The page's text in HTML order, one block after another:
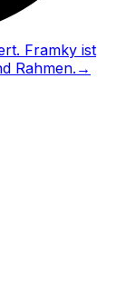
Framky ist
Rahmen. →